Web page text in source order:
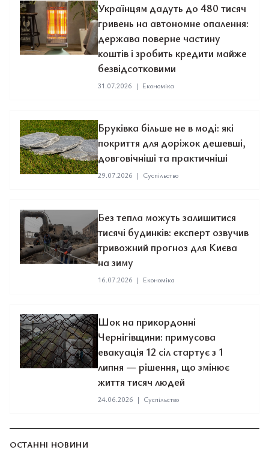
Українцям дадуть до 480 тисяч
гривень на автономне опалення:
держава поверне частину
коштів і зробить кредити майже
безвідсотковими
31.07.2026 | Економіка
Бруківка більше не в моді: які
покриття для доріжок дешевші,
довговічніші та практичніші
29.07.2026 | Суспільство
Без тепла можуть залишитися
тисячі будинків: експерт озвучив
тривожний прогноз для Києва
на зиму
16.07.2026 | Економіка
Шок на прикордонні
Чернігівщини: примусова
евакуація 12 сіл стартує з 1
липня — рішення, що змінює
життя тисяч людей
24.06.2026 | Суспільство
ОСТАННІ НОВИНИ